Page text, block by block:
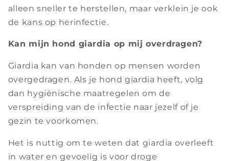
alleen sneller te herstellen, maar verklein je ook
de kans op herinfectie.
Kan mijn hond giardia op mij overdragen?
Giardia kan van honden op mensen worden
overgedragen. Als je hond giardia heeft, volg
dan hygiënische maatregelen om de
verspreiding van de infectie naar jezelf of je
gezin te voorkomen.
Het is nuttig om te weten dat giardia overleeft
in water en gevoelig is voor droge